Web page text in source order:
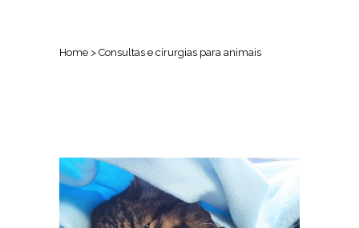
Home > Consultas e cirurgias para animais